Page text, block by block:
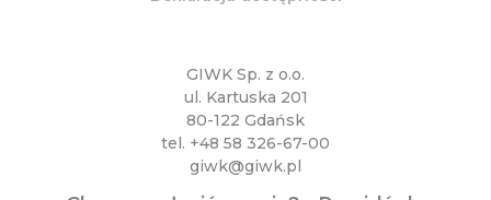
GIWK Sp. z o.o.
ul. Kartuska 201
80-122 Gdańsk
tel. +48 58 326-67-00
giwk@giwk.pl